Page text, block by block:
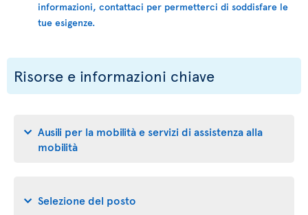
informazioni, contattaci per permetterci di soddisfare le
tue esigenze.
Risorse e informazioni chiave
Ausili per la mobilità e servizi di assistenza alla
mobilità
Selezione del posto